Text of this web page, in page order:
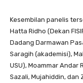
Kesembilan panelis
Hatta Ridho (Dekan
Dadang Darmawan
Saragih (akademisi),
USU), Moammar Andar
Sazali, Mujahiddin, dan